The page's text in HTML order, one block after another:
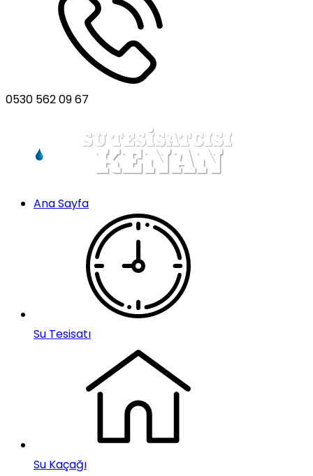
0530 562 09 67
Ana Sayfa
Su Tesisatı
Su Kaçağı